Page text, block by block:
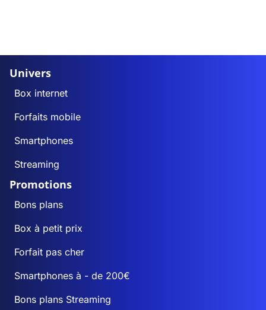
Univers
Box internet
Forfaits mobile
Smartphones
Streaming
Promotions
Bons plans
Box à petit prix
Forfait pas cher
Smartphones à - de 200€
Bons plans Streaming